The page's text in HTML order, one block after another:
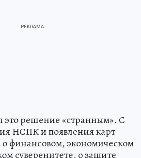
это решение «странным». С
НСПК и появления карт
финансовом, экономическом
суверенитете, о защите